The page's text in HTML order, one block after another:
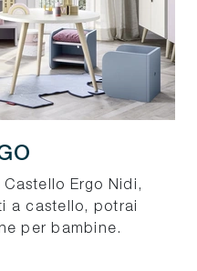
Ergo Nidi,
a castello, potrai
per bambine.